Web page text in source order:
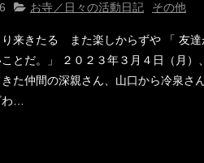
お寺／日々の活動日記 その他
来きたる また楽しからずや 「 友達
とだ。」 ２０２３年３月４日（月）
た仲間の深親さん、山口から冷泉さ
…